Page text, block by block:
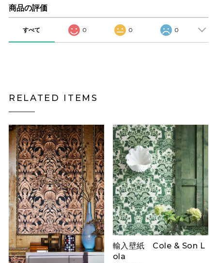
商品の評価
すべて 0 0 0
RELATED ITEMS
輸入壁紙 Cole & Son L
ola